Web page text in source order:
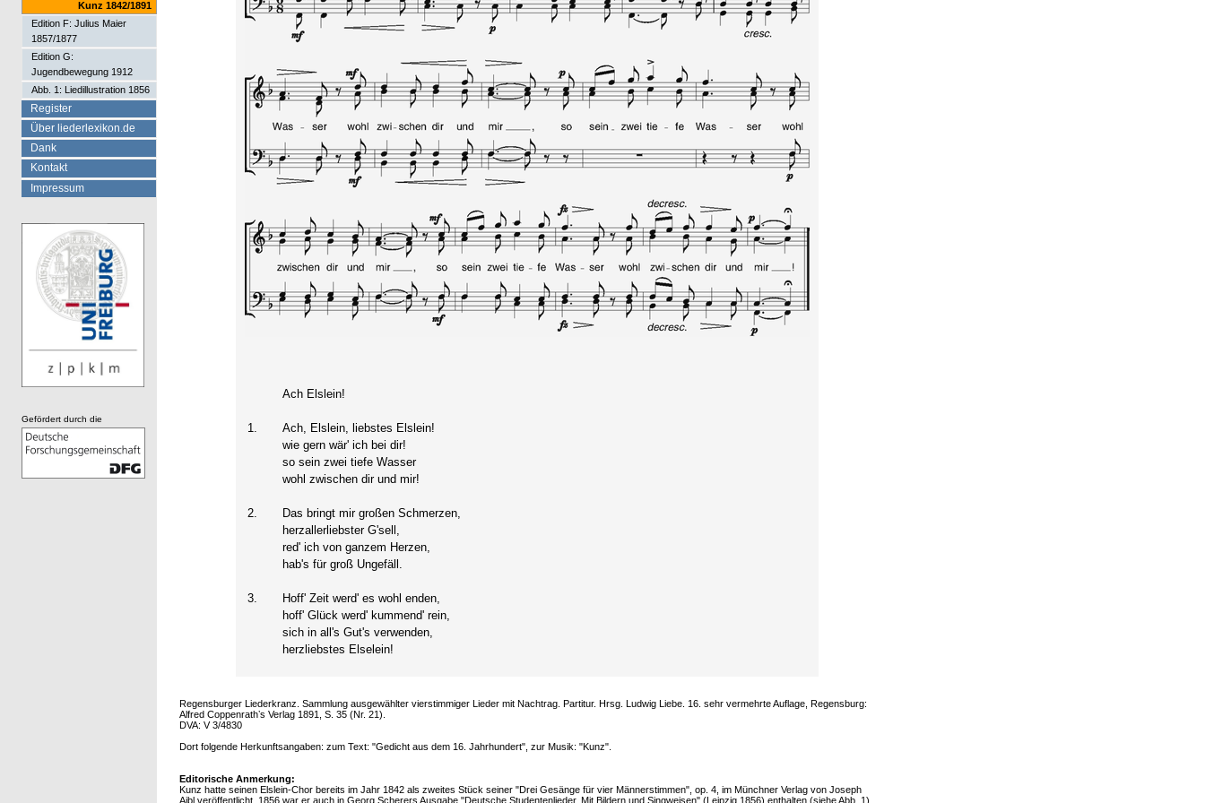
Ach Elslein!
1.
Ach, Elslein, liebstes Elslein!
wie gern wär' ich bei dir!
so sein zwei tiefe Wasser
wohl zwischen dir und mir!
2.
Das bringt mir großen Schmerzen,
herzallerliebster G'sell,
red' ich von ganzem Herzen,
hab's für groß Ungefäll.
3.
Hoff' Zeit werd' es wohl enden,
hoff' Glück werd' kummend' rein,
sich in all's Gut's verwenden,
herzliebstes Elselein!
Regensburger Liederkranz. Sammlung ausgewählter vierstimmiger Lieder mit Nachtrag. Partitur. Hrsg. Ludwig Liebe. 16. sehr vermehrte Auflage, Regensburg:
Alfred Coppenrathʼs Verlag 1891, S. 35 (Nr. 21).
DVA: V 3/4830
Dort folgende Herkunftsangaben: zum Text: "Gedicht aus dem 16. Jahrhundert", zur Musik: "Kunz".
Editorische Anmerkung:
Kunz hatte seinen Elslein-Chor bereits im Jahr 1842 als zweites Stück seiner "Drei Gesänge für vier Männerstimmen", op. 4, im Münchner Verlag von Joseph
Aibl veröffentlicht. 1856 war er auch in Georg Scherers Ausgabe "Deutsche Studentenlieder. Mit Bildern und Singweisen" (Leipzig 1856) enthalten (sieheAbb. 1).
Kunz 1842/1891
Edition F: Julius Maier
1857/1877
Edition G:
Jugendbewegung 1912
Abb. 1: Liedillustration 1856
Register
Über liederlexikon.de
Dank
Kontakt
Impressum
Gefördert durch die